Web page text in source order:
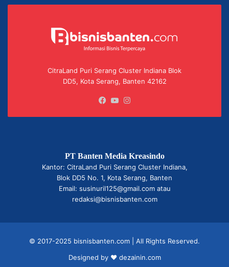
CitraLand Puri Serang Cluster Indiana Blok
DD5, Kota Serang, Banten 42162
Facebook
YouTube
PT Banten Media Kreasindo
Kantor: CitraLand Puri Serang Cluster Indiana,
Blok DD5 No. 1, Kota Serang, Banten
Email: susinuril125@gmail.com atau
redaksi@bisnisbanten.com
© 2017-2025 bisnisbanten.com | All Rights Reserved.
Designed by ❤ dezainin.com